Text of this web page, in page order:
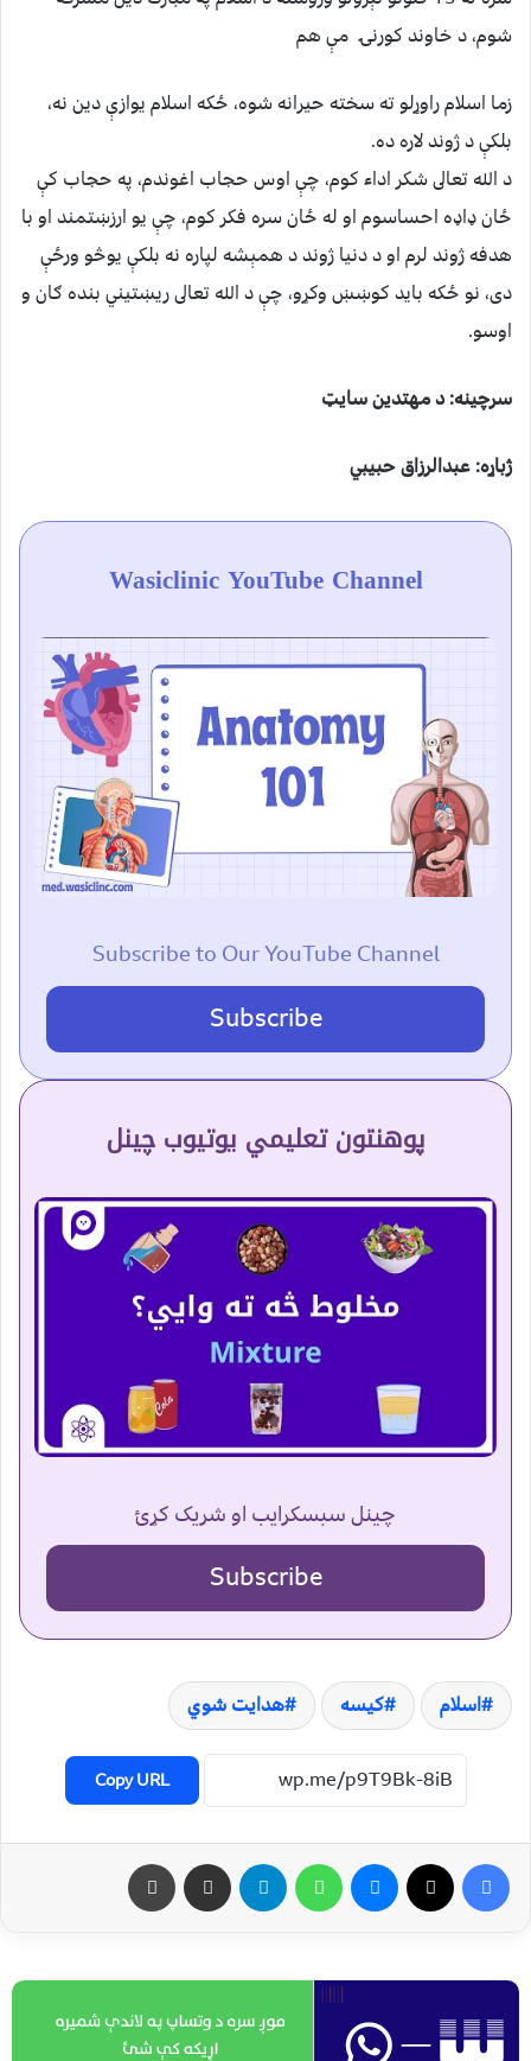
شوم، د خاوند كورنۍ مې هم
زما اسلام راوړلو ته سخته حيرانه شوه، ځكه اسلام يوازې دين نه،
بلكې د ژوند لاره ده.
د الله تعالى شكر اداء كوم، چې اوس حجاب اغوندم، په حجاب كې
ځان ډاډه احساسوم او له ځان سره فكر كوم، چې يو ارزښتمند او با
هدفه ژوند لرم او د دنيا ژوند د همېشه لپاره نه بلكې يوڅو ورځې
دى، نو ځكه بايد كوښښ وكړو، چې د الله تعالى ريښتيني بنده ګان و
اوسو.
سرچينه: د مهتدين سايټ
ژباړه: عبدالرزاق حبيبي
Wasiclinic YouTube Channel
Subscribe to Our YouTube Channel
Subscribe
پوهنتون تعلیمي یوتیوب چینل
چینل سبسکرایب او شریک کړئ
Subscribe
اسلام کیسه هدایت شوي
Copy URL